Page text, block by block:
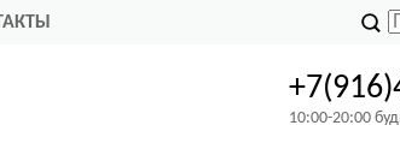
10:00-20:00